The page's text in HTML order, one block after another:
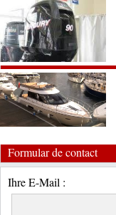
Formular de contact
Ihre E-Mail :